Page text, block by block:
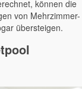
können die
von Mehrzimmer-
übersteigen.